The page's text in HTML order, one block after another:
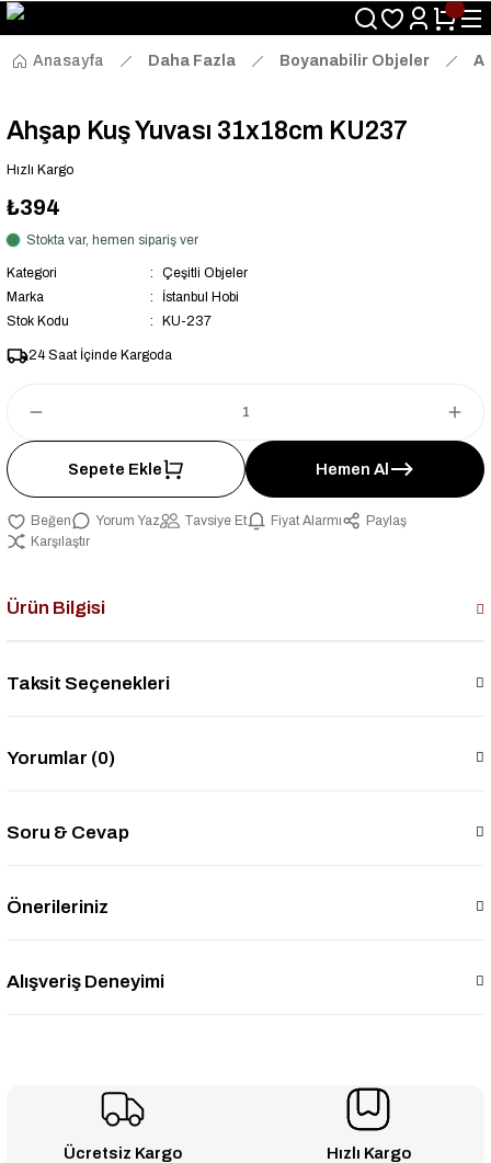
Size Özel "HG10" Kodu ile Sepette Hemen %10 İndirim Fırsatını
Kaçırmayın!
Anasayfa
Daha Fazla Boyanabilir Objeler
Ahşap Kuş Yuvası 31x18cm KU237
Hızlı Kargo
₺394
Stokta var, hemen sipariş ver
Kategori
Çeşitli Objeler
Marka
İstanbul Hobi
Stok Kodu
KU-237
24 Saat İçinde Kargoda
Sepete Ekle Hemen Al
Yorum Yaz Tavsiye Et Fiyat Alarmı
Paylaş
Karşılaştır
Ürün Bilgisi
Taksit Seçenekleri
Yorumlar (0)
Soru & Cevap
Önerileriniz
Alışveriş Deneyimi
Ücretsiz Kargo Hızlı Kargo